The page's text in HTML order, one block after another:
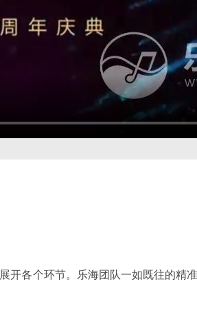
开各个环节。乐海团队一如既往的精